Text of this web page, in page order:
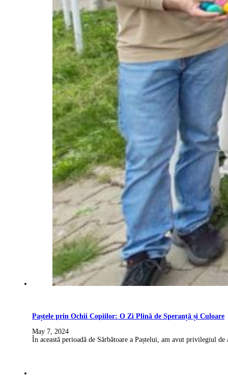
Paștele prin Ochii Copiilor: O Zi Plină de Speranță și Culoare
May 7, 2024
În această perioadă de Sărbătoare a Paștelui, am avut privilegiul